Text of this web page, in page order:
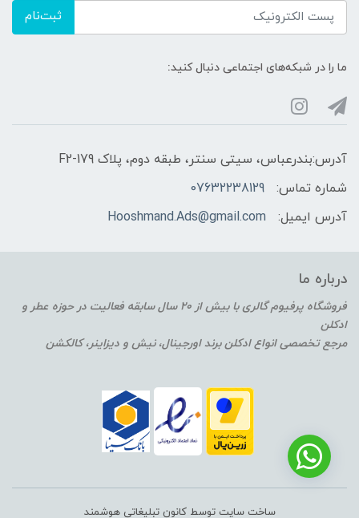
ثبت‌نام
ما را در شبکه‌های اجتماعی دنبال کنید:
آدرس:بندرعباس، سیتی سنتر، طبقه دوم، پلاک F2-179
شماره تماس:
07632238129
آدرس ایمیل:
Hooshmand.Ads@gmail.com
درباره ما
فروشگاه پرفیوم گالری با بیش از 20 سال سابقه فعالیت در حوزه عطر و
ادکلن
مرجع تخصصی انواع ادکلن برند اورجینال، نیش و دیزاینر، کالکشن
ساخت سایت توسط کانون تبلیغاتی هوشمند